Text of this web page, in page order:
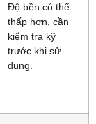
Độ bền có thể
thấp hơn, cần
kiểm tra kỹ
trước khi sử
dụng.